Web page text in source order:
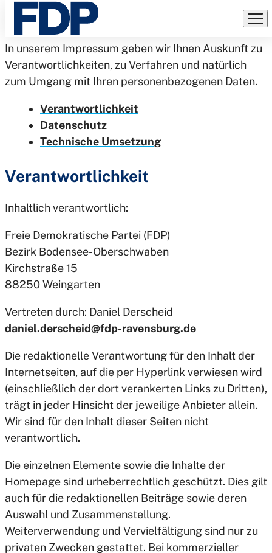
Direkt
Inhalt
Rechtliches
In unserem Impressum geben wir Ihnen Auskunft zu
Verantwortlichkeiten, zu Verfahren und natürlich
zum Umgang mit Ihren personenbezogenen Daten.
Verantwortlichkeit
Datenschutz
Technische Umsetzung
Verantwortlichkeit
Inhaltlich verantwortlich:
Freie Demokratische Partei (FDP)
Bezirk Bodensee-Oberschwaben
Kirchstraße 15
88250 Weingarten
Vertreten durch: Daniel Derscheid
daniel.derscheid@fdp-ravensburg.de
Die redaktionelle Verantwortung für den Inhalt der
Internetseiten, auf die per Hyperlink verwiesen wird
(einschließlich der dort verankerten Links zu Dritten),
trägt in jeder Hinsicht der jeweilige Anbieter allein.
Wir sind für den Inhalt dieser Seiten nicht
verantwortlich.
Die einzelnen Elemente sowie die Inhalte der
Homepage sind urheberrechtlich geschützt. Dies gilt
auch für die redaktionellen Beiträge sowie deren
Auswahl und Zusammenstellung.
Weiterverwendung und Vervielfältigung sind nur zu
privaten Zwecken gestattet. Bei kommerzieller